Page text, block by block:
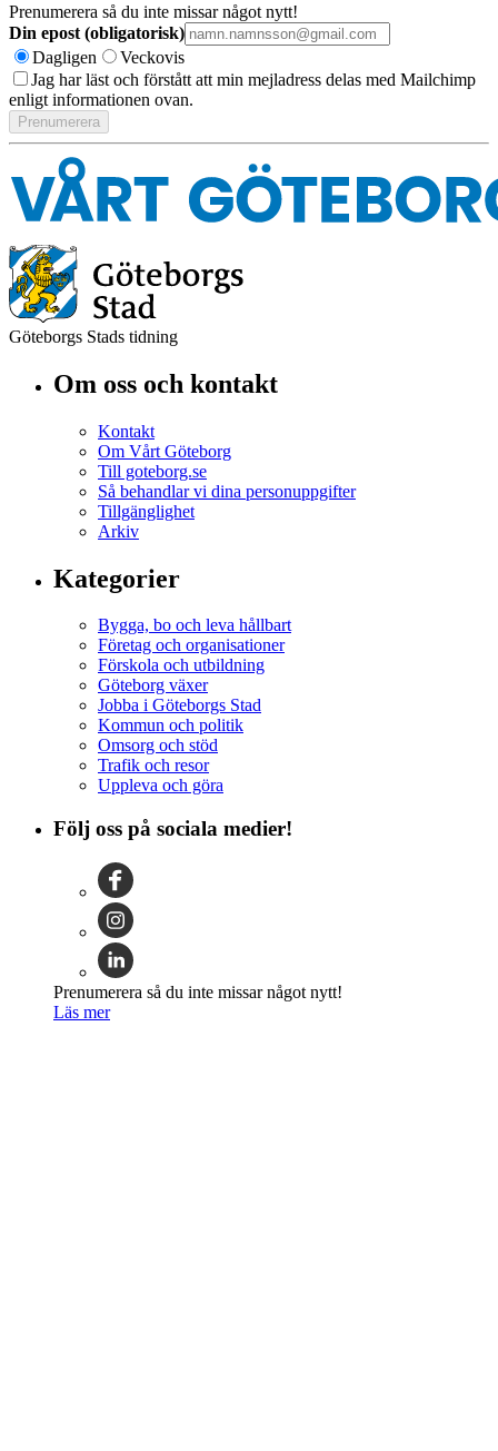
Prenumerera så du inte missar något nytt!
Din epost (obligatorisk)
Dagligen
Veckovis
Jag har läst och förstått att min mejladress delas med Mailchimp
enligt informationen ovan.
Göteborgs Stads tidning
Om oss och kontakt
Kontakt
Om Vårt Göteborg
Till goteborg.se
Så behandlar vi dina personuppgifter
Tillgänglighet
Arkiv
Kategorier
Bygga, bo och leva hållbart
Företag och organisationer
Förskola och utbildning
Göteborg växer
Jobba i Göteborgs Stad
Kommun och politik
Omsorg och stöd
Trafik och resor
Uppleva och göra
Följ oss på sociala medier!
Prenumerera så du inte missar något nytt!
Läs mer